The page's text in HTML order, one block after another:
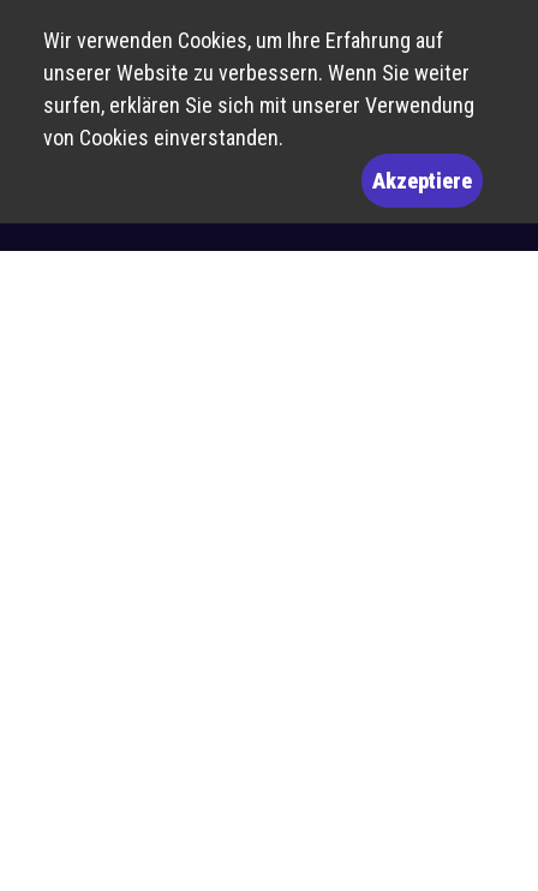
Wir verwenden Cookies, um Ihre Erfahrung auf
unserer Website zu verbessern. Wenn Sie weiter
surfen, erklären Sie sich mit unserer Verwendung
von Cookies einverstanden.
Akzeptiere